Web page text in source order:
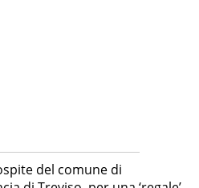
del comune di